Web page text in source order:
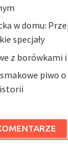
w domu:
specjały
z borówkami
piwo